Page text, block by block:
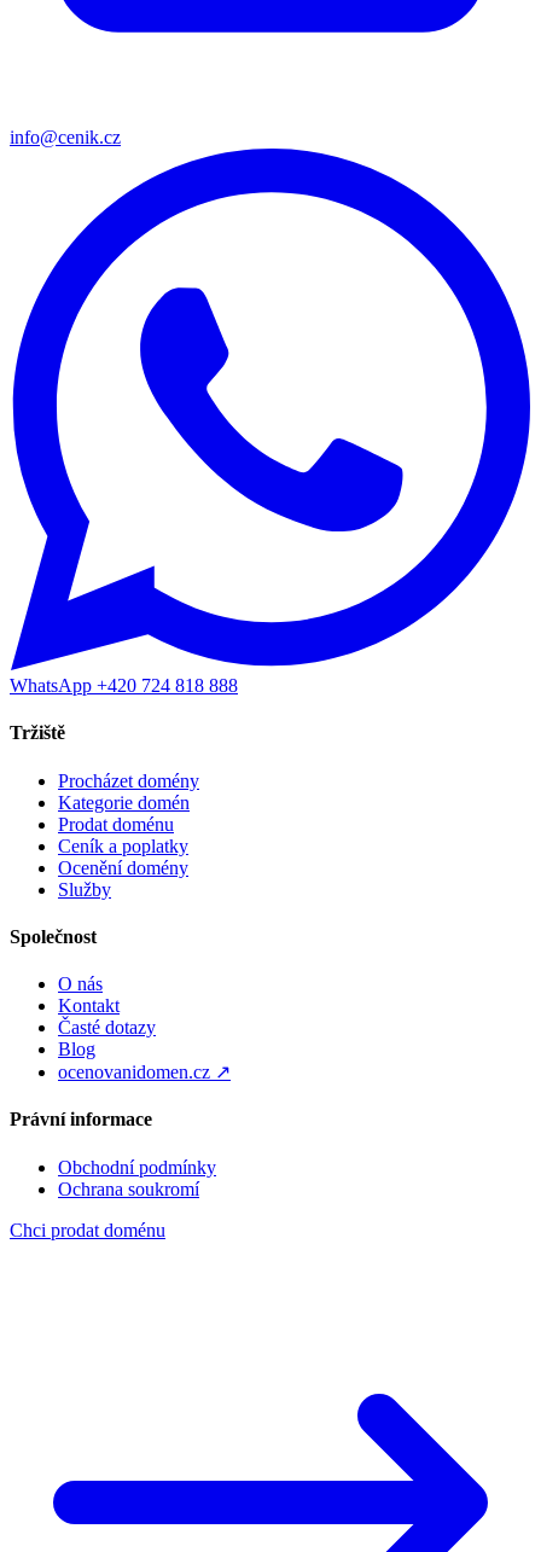
info@cenik.cz
WhatsApp +420 724 818 888
Tržiště
Procházet domény
Kategorie domén
Prodat doménu
Ceník a poplatky
Ocenění domény
Služby
Společnost
O nás
Kontakt
Časté dotazy
Blog
ocenovanidomen.cz ↗
Právní informace
Obchodní podmínky
Ochrana soukromí
Chci prodat doménu